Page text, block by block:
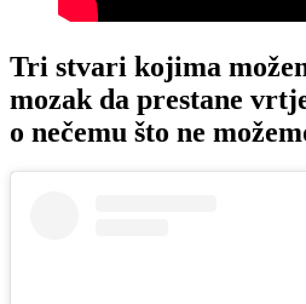
Tri stvari kojima
mozak da prestane
o nečemu što ne